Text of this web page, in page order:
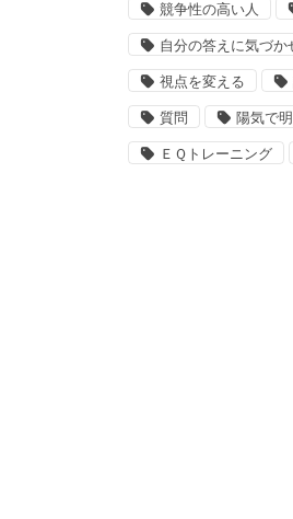
競争性の高い人
自分の答えに気づか
視点を変える
質問 陽気で
ＥＱトレーニング